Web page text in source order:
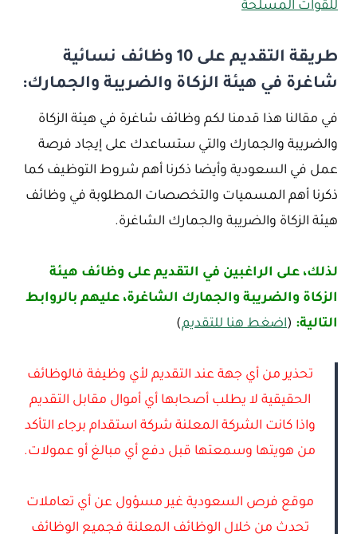
للقوات المسلحة
طريقة التقديم على 10 وظائف نسائية
شاغرة في هيئة الزكاة والضريبة والجمارك:
في مقالنا هذا قدمنا لكم وظائف شاغرة في هيئة الزكاة
والضريبة والجمارك والتي ستساعدك على إيجاد فرصة
عمل في السعودية وأيضا ذكرنا أهم شروط التوظيف كما
ذكرنا أهم المسميات والتخصصات المطلوبة في وظائف
هيئة الزكاة والضريبة والجمارك الشاغرة.
لذلك، على الراغبين في التقديم على وظائف هيئة
الزكاة والضريبة والجمارك الشاغرة، عليهم بالروابط
التالية: (اضغط هنا للتقديم)
تحذير من أي جهة عند التقديم لأي وظيفة فالوظائف
الحقيقية لا يطلب أصحابها أي أموال مقابل التقديم
واذا كانت الشركة المعلنة شركة استقدام برجاء التأكد
من هويتها وسمعتها قبل دفع أي مبالغ أو عمولات.
موقع فرص السعودية غير مسؤول عن أي تعاملات
تحدث من خلال الوظائف المعلنة فجميع الوظائف